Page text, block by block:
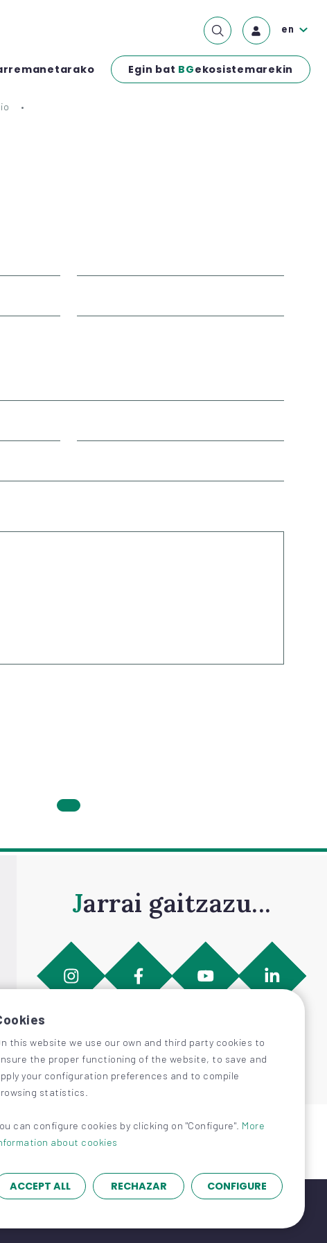
Egin bat BGekosistemarekin
en
Jarrai gaitzazu...
this website we use our own and third party cookies to
the proper functioning of the website, to save and
your configuration preferences and to compile
statistics.
can configure cookies by clicking on "Configure". More
about cookies
ACCEPT ALL RECHAZAR CONFIGURE